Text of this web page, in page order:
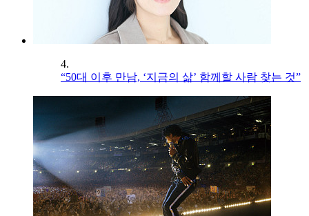
4.
“50대 이후 만남, ‘지금의 삶’ 함께할 사람 찾는 것”